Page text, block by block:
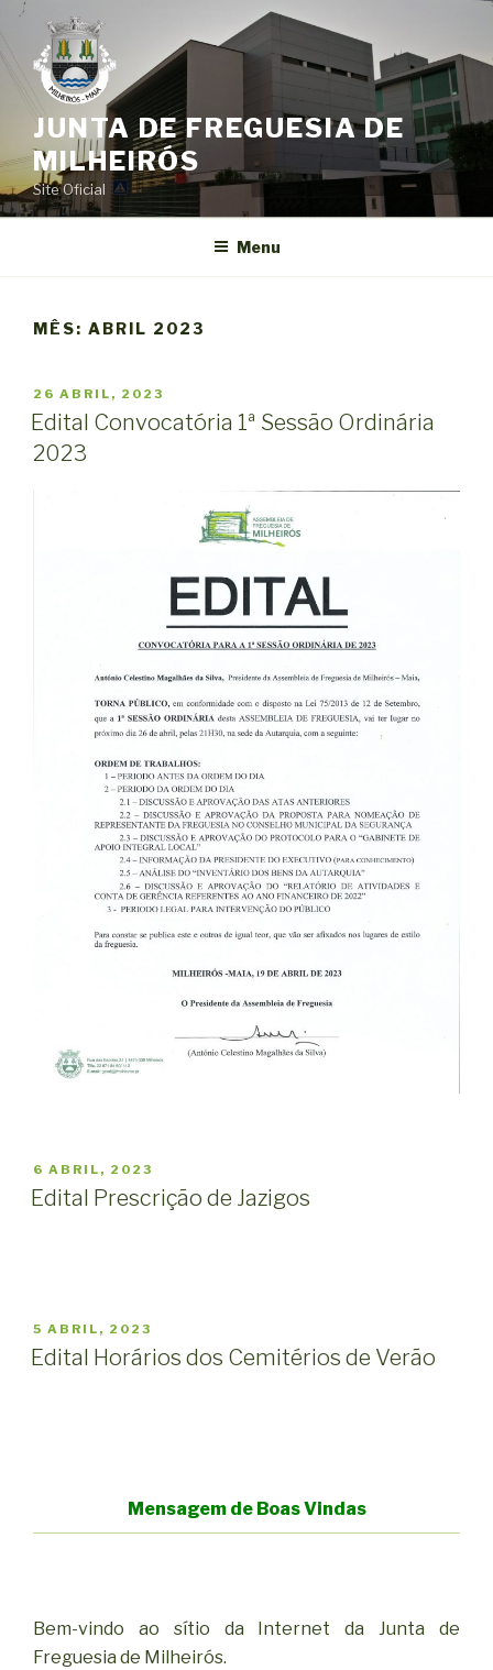
Saltar
o
conteúdo
JUNTA DE FREGUESIA DE
MILHEIRÓS
Site Oficial
Menu
MÊS: ABRIL 2023
PUBLICADO
EM
26 ABRIL, 2023
Edital Convocatória 1ª Sessão Ordinária
2023
PUBLICADO
EM
6 ABRIL, 2023
Edital Prescrição de Jazigos
PUBLICADO
EM
5 ABRIL, 2023
Edital Horários dos Cemitérios de Verão
Mensagem de Boas Vindas
Bem-vindo ao sítio da Internet da Junta de
Freguesia de Milheirós.